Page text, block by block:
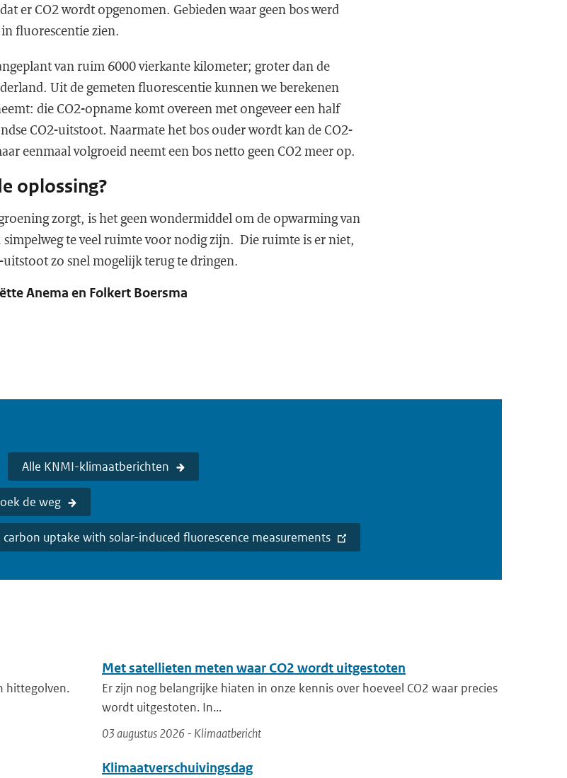
er CO2 wordt opgenomen. Gebieden waar geen bos werd
fluorescentie zien.
van ruim 6000 vierkante kilometer; groter dan de
Uit de gemeten fluorescentie kunnen we berekenen
die CO2-opname komt overeen met ongeveer een half
CO2-uitstoot. Naarmate het bos ouder wordt kan de CO2-
eenmaal volgroeid neemt een bos netto geen CO2 meer op.
oplossing?
zorgt, is het geen wondermiddel om de opwarming van
simpelweg te veel ruimte voor nodig zijn. Die ruimte is er niet,
uitstoot zo snel mogelijk terug te dringen.
Anema en Folkert Boersma
Alle KNMI-klimaatberichten
de weg
uptake with solar-induced fluorescence measurements
hittegolven.
Met satellieten meten waar CO2 wordt uitgestoten
Er zijn nog belangrijke hiaten in onze kennis over hoeveel CO2 waar precies
wordt uitgestoten. In...
03 augustus 2026 - Klimaatbericht
Klimaatverschuivingsdag